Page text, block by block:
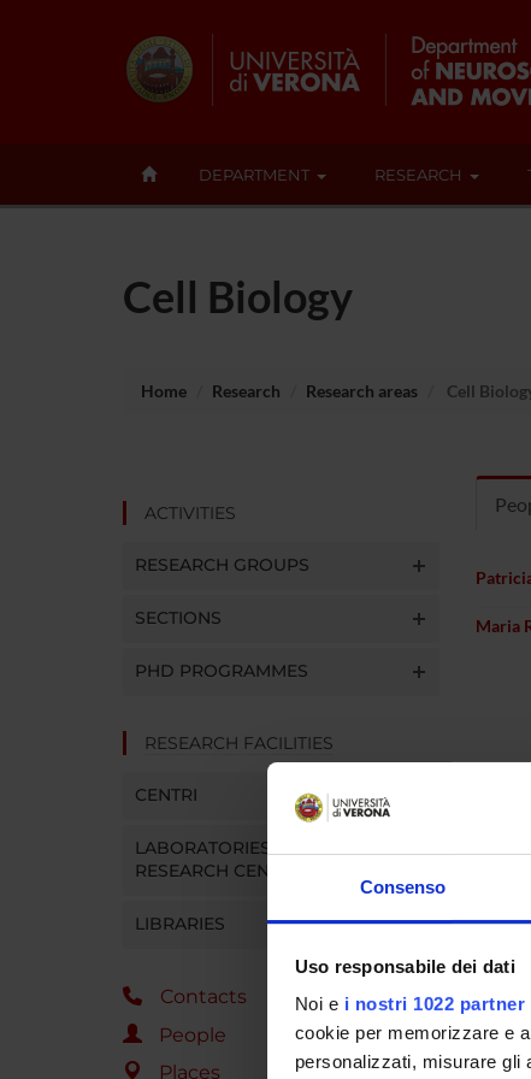
Consenso
Uso responsabile dei dati
Noi e i nostri 1022 partner
cookie per memorizzare e
personalizzati, misurare gli
DEPARTMENT RESEARCH
Cell Biology
Home Research Research areas Cell
ACTIVITIES
RESEARCH GROUPS
SECTIONS
PHD PROGRAMMES
RESEARCH FACILITIES
CENTRI
LABORATORIES AND
RESEARCH CENTRES
LIBRARIES
Contacts
People
Places
Maria